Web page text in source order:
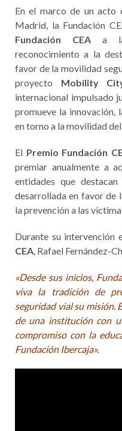
En el marco de un acto
Madrid, la Fundación
Fundación CEA a
reconocimiento a la
favor de la movilidad
proyecto Mobility
internacional impulsado
promueve la innovación,
en torno a la movilidad
El Premio Fundación
premiar anualmente a
entidades que
desarrollada en favor de
la prevención a las
Durante su intervención
CEA, Rafael Fernández-
«Desde sus inicios,
viva la tradición de
seguridad vial su misión.
de una institución con
compromiso con la
Fundación Ibercaja».